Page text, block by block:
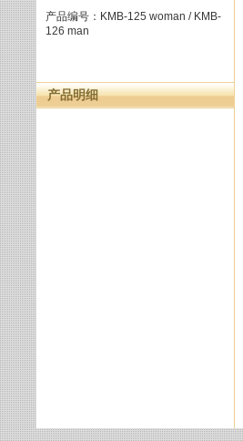
产品编号：KMB-125 woman / KMB-
126 man
产品明细